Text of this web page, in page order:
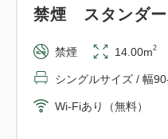
禁煙 スタンダー
禁煙 14.00m2
シングルサイズ / 幅
Wi-Fiあり（無料）